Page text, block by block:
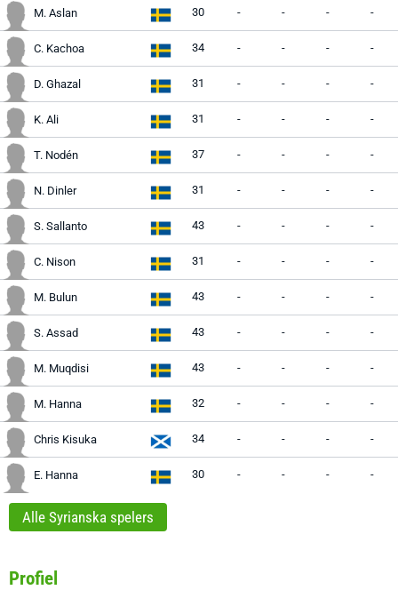
M. Aslan 30 - - - -
C. Kachoa 34 - - - -
D. Ghazal 31 - - - -
K. Ali 31 - - - -
T. Nodén 37 - - - -
N. Dinler 31 - - - -
S. Sallanto 43 - - - -
C. Nison 31 - - - -
M. Bulun 43 - - - -
S. Assad 43 - - - -
M. Muqdisi 43 - - - -
M. Hanna 32 - - - -
Chris Kisuka 34 - - - -
E. Hanna 30 - - - -
Alle Syrianska spelers
Profiel